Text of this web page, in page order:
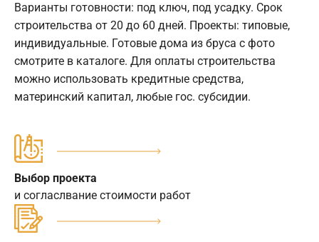
Варианты готовности: под ключ, под усадку. Срок
строительства от 20 до 60 дней. Проекты: типовые,
индивидуальные. Готовые дома из бруса с фото
смотрите в каталоге. Для оплаты строительства
можно использовать кредитные средства,
материнский капитал, любые гос. субсидии.
Выбор проекта
и согласлвание стоимости работ